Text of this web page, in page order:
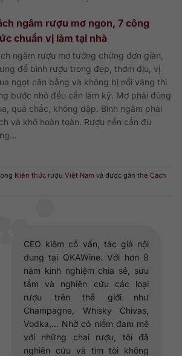
ngâm rượu mơ ngon, 7 công
chuẩn vị làm tại nhà
ngâm rượu mơ tưởng chừng đơn giản,
để bình rượu trong đẹp, thơm dịu, vị
ngọt cân bằng và không bị nổi váng thì
bước nhỏ đều cần làm kỹ. Mơ phải đúng
quả chắc, không dập. Bình ngâm phải
và khô hoàn toàn. Rượu nền cần đủ
Kiến thức rượu Việt Nam và được gắn thẻ Cách
CEO kiêm cố vấn, tác giả nội
dung tại QKAWine. Với hơn 8
năm kinh nghiệm chia sẻ, sưu
tầm và nghiên cứu các loại
rượu trên thế giới như
Champagne, Whisky Chivas,
Vodka,... Nhờ có niềm đam mê
với những chai rượu, tôi đã
nghiên cứu và tìm tòi không